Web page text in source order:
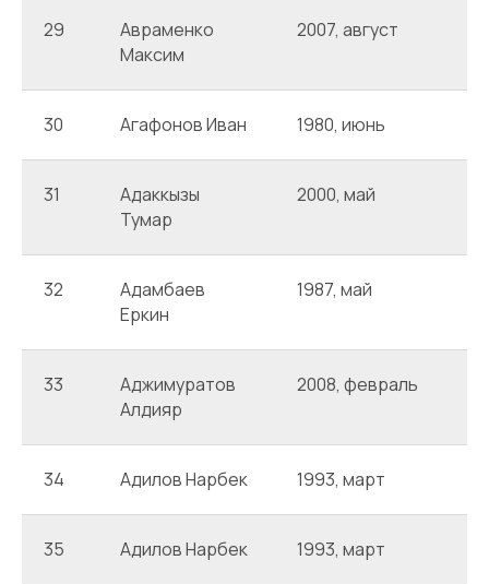
29
Авраменко
Максим
2007, август
30 Агафонов Иван 1980, июнь
31
Адаккызы
Тумар
2000, май
32
Адамбаев
Еркин
1987, май
33
Аджимуратов
Алдияр
2008, февраль
34 Адилов Нарбек 1993, март
35 Адилов Нарбек 1993, март